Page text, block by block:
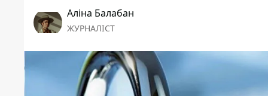
Аліна Балабан
ЖУРНАЛІСТ